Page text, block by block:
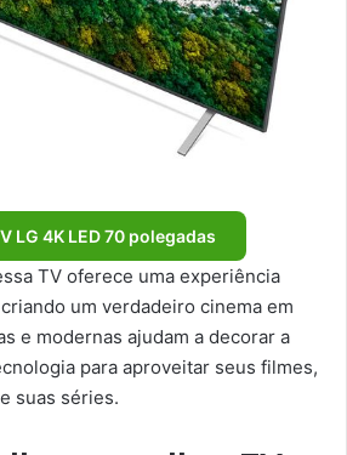
LG 4K LED 70 polegadas
TV oferece uma experiência
um verdadeiro cinema em
e modernas ajudam a decorar a
para aproveitar seus filmes,
suas séries.